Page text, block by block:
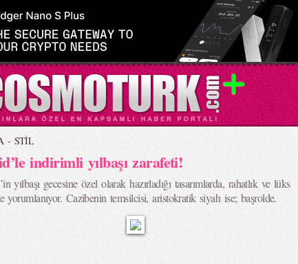
- STİL
indirimli yılbaşı zarafeti!
yılbaşı gecesine özel olarak hazırladığı tasarımlarda, rahatlık ve lüks
yorumlanıyor. Cazibenin temsilcisi, aristokratik siyah ise; başrolde.